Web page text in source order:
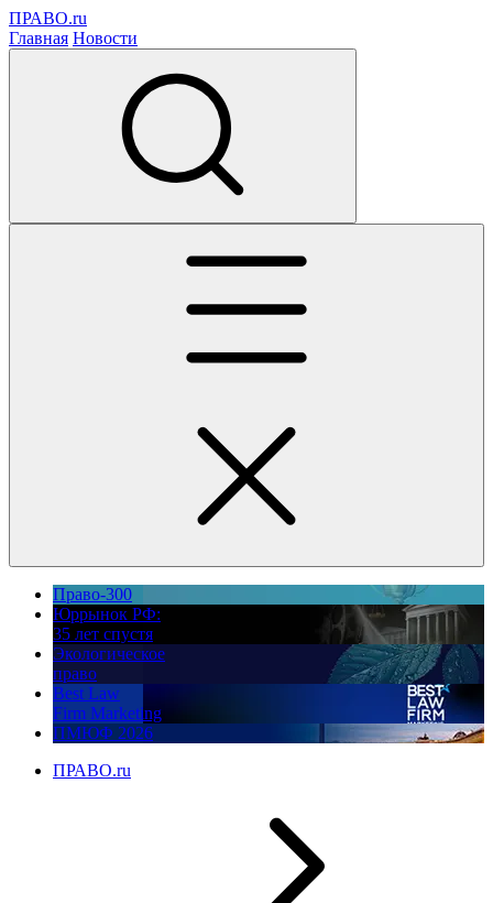
ПРАВО.ru
Главная Новости
Право-300
Юррынок РФ:
35 лет спустя
Экологическое
право
Best Law
Firm Marketing
ПМЮФ 2026
ПРАВО.ru